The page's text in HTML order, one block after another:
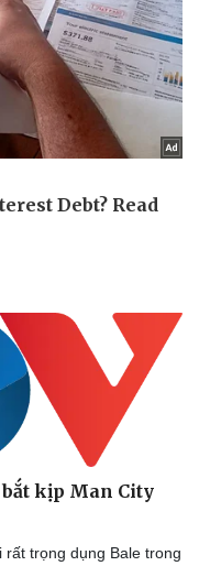
nghệ
điệu
bắt kịp Man City
rất trọng dụng Bale trong